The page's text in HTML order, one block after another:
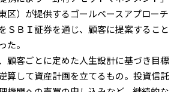
区）が提供するゴールベースアプローチ
ＳＢＩ証券を通じ、顧客に提案すること
た。
顧客ごとに定めた人生設計に基づき目標
算して資産計画を立てるもの。投資信託